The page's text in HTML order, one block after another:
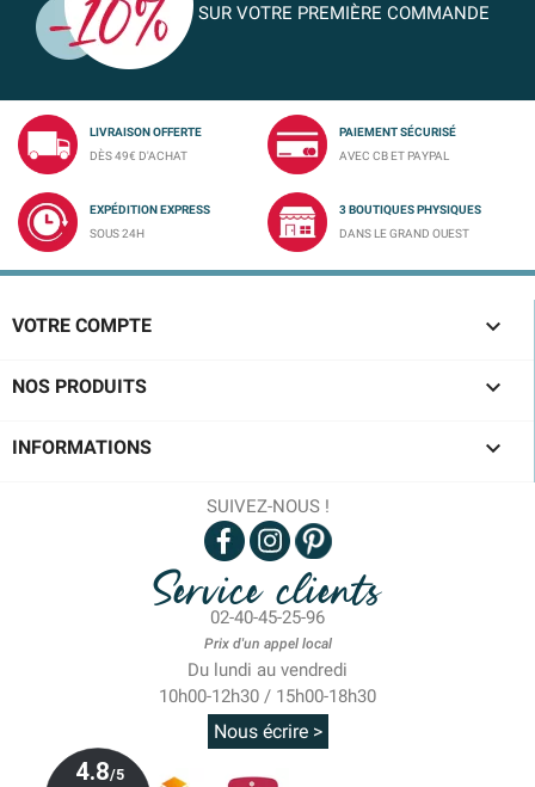
SUR VOTRE PREMIÈRE COMMANDE
LIVRAISON OFFERTE
DÈS 49€ D'ACHAT
PAIEMENT SÉCURISÉ
AVEC CB ET PAYPAL
EXPÉDITION EXPRESS
SOUS 24H
3 BOUTIQUES PHYSIQUES
DANS LE GRAND OUEST
VOTRE COMPTE 
NOS PRODUITS 
INFORMATIONS 
SUIVEZ-NOUS !
Service clients
02-40-45-25-96
Prix d'un appel local
Du lundi au vendredi
10h00-12h30 / 15h00-18h30
Nous écrire >